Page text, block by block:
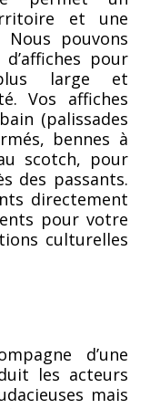
et une
pouvons
pour
large et
Vos affiches
(palissades
bennes à
scotch, pour
des passants.
directement
pour votre
culturelles
d’une
les acteurs
mais